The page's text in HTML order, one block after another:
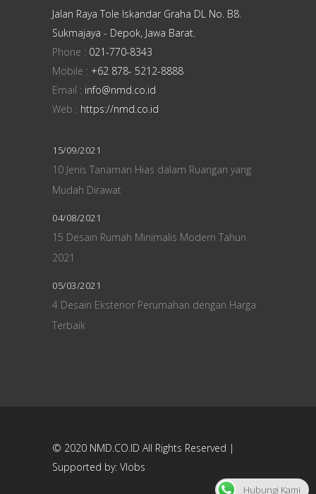
Jalan Raya Tole Iskandar Graha DL No. B8.
Sukmajaya - Depok, Jawa Barat.
Phone : 021-770-8343
Mobile : +62 878- 5212-8888
Email : info@nmd.co.id
Web : https://nmd.co.id
15/09/2021
10 Jenis Tanaman Hias dalam Ruangan yang
Mudah Dirawat
04/08/2021
15 Desain Rumah Minimalis Modern Tahun
2021
05/03/2021
4 Desain Eksterior Perumahan dengan Harga
Terbaik
© 2020 NMD.CO.ID All Rights Reserved |
Supported by: Vlobs
Hubungi Kami